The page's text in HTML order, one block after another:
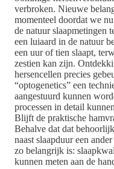
verbroken. Nieuwe
momenteel doordat we
de natuur slaapmetingen
een luiaard in de natuur
een uur of tien slaapt,
zestien kan zijn.
hersencellen precies
“optogenetics” een
aangestuurd kunnen
processen in detail
Blijft de praktische
Behalve dat dat
naast slaapduur een
zo belangrijk is:
kunnen meten aan de